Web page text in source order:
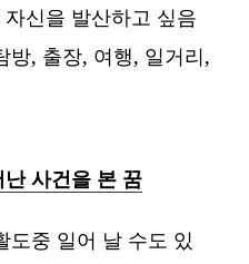
신을 발산하고 싶음
방, 출장, 여행, 일거리,
사건을 본 꿈
도중 일어 날 수도 있